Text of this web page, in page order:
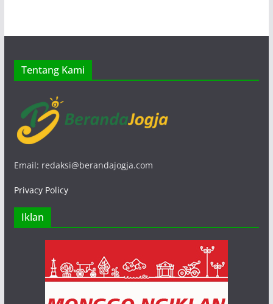
Tentang Kami
Email: redaksi@berandajogja.com
Privacy Policy
Iklan